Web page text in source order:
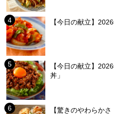
【今日の献立】
【今日の献立】
丼」
【驚きのやわらか